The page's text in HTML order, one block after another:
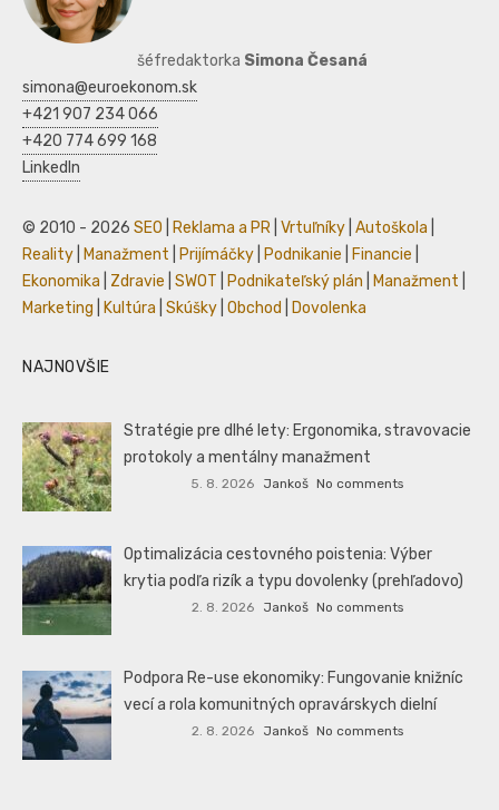
šéfredaktorka Simona Česaná
simona@euroekonom.sk
+421 907 234 066
+420 774 699 168
LinkedIn
© 2010 - 2026 SEO Reklama a PR Vrtuľníky Autoškola
Reality
Manažment Prijímáčky Podnikanie Financie
Ekonomika
Zdravie SWOT Podnikateľský plán Manažment
Marketing
Kultúra Skúšky Obchod Dovolenka
NAJNOVŠIE
Stratégie pre dlhé lety: Ergonomika, stravovacie
protokoly a mentálny manažment
5. 8. 2026 Jankoš No comments
Optimalizácia cestovného poistenia: Výber
krytia podľa rizík a typu dovolenky (prehľadovo)
2. 8. 2026 Jankoš No comments
Podpora Re-use ekonomiky: Fungovanie knižníc
vecí a rola komunitných opravárskych dielní
2. 8. 2026 Jankoš No comments